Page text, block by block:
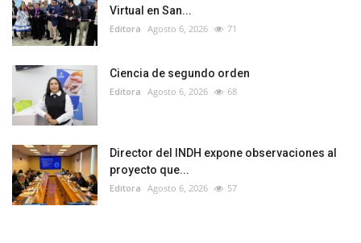
Virtual en San...
Editora Agosto 6, 2026 71
Ciencia de segundo orden
Editora Agosto 6, 2026 68
Director del INDH expone observaciones al
proyecto que...
Editora Agosto 6, 2026 57